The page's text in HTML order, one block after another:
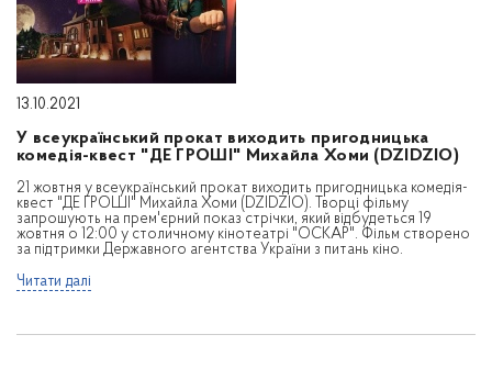
13.10.2021
У всеукраїнський прокат виходить пригодницька
комедія-квест "ДЕ ГРОШІ" Михайла Хоми (DZIDZIO)
21 жовтня у всеукраїнський прокат виходить пригодницька комедія-
квест "ДЕ ГРОШІ" Михайла Хоми (DZIDZIO). Творці фільму
запрошують на прем'єрний показ стрічки, який відбудеться 19
жовтня о 12:00 у столичному кінотеатрі "ОСКАР". Фільм створено
за підтримки Державного агентства України з питань кіно.
Читати далі